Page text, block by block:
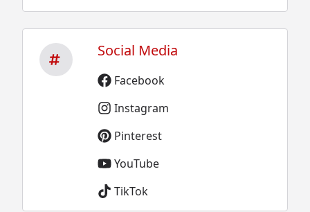
Social Media
Facebook
Instagram
Pinterest
YouTube
TikTok